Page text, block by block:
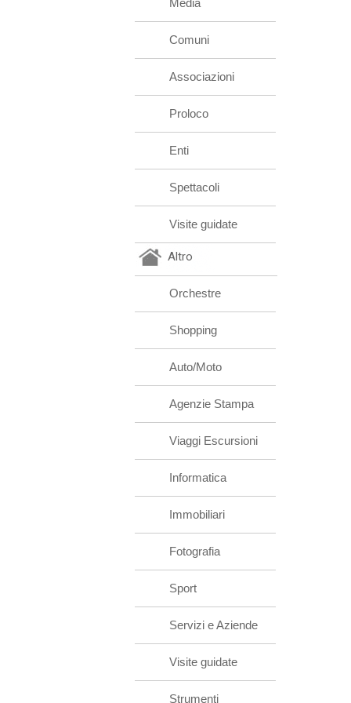
Media
Comuni
Associazioni
Proloco
Enti
Spettacoli
Visite guidate
Altro
Orchestre
Shopping
Auto/Moto
Agenzie Stampa
Viaggi Escursioni
Informatica
Immobiliari
Fotografia
Sport
Servizi e Aziende
Visite guidate
Strumenti